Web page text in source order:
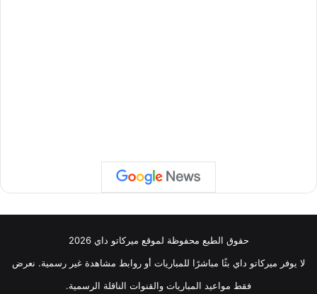
حقوق الطبع محفوظة لموقع ميركاتو داي 2026
لا يوفر ميركاتو داي بثًا مباشرًا للمباريات أو روابط مشاهدة غير رسمية. نعرض
فقط مواعيد المباريات والقنوات الناقلة الرسمية.